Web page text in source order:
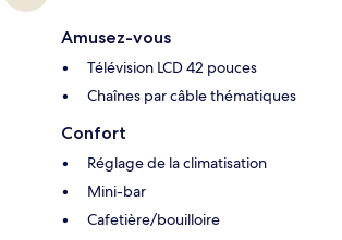
Amusez-vous
Télévision LCD 42 pouces
Chaînes par câble thématiques
Confort
Réglage de la climatisation
Mini-bar
Cafetière/bouilloire